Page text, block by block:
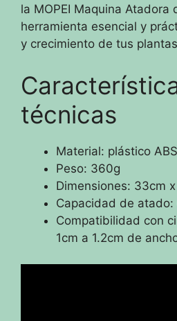
la MOPEI Maquina Atadora
herramienta esencial y
y crecimiento de tus
técnicas
Material: plástico ABS
Peso: 360g
Dimensiones: 33cm
Capacidad de
Compatibilidad con
1cm a 1.2cm de